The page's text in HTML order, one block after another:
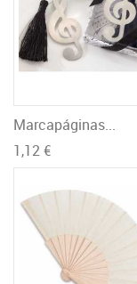
Marcapáginas...
1,12 €